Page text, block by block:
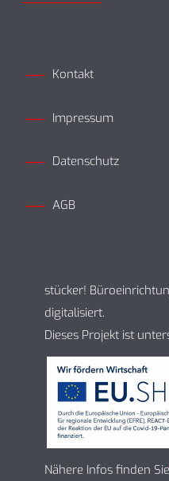
Kontakt
Impressum
Datenschutz
AGB
stücker!
digitalisiert.
Dieses Projekt ist
Nähere Infos finden Sie